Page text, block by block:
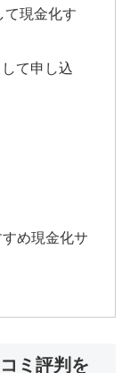
て現金化す
て申し込
め現金化サ
ミ評判を